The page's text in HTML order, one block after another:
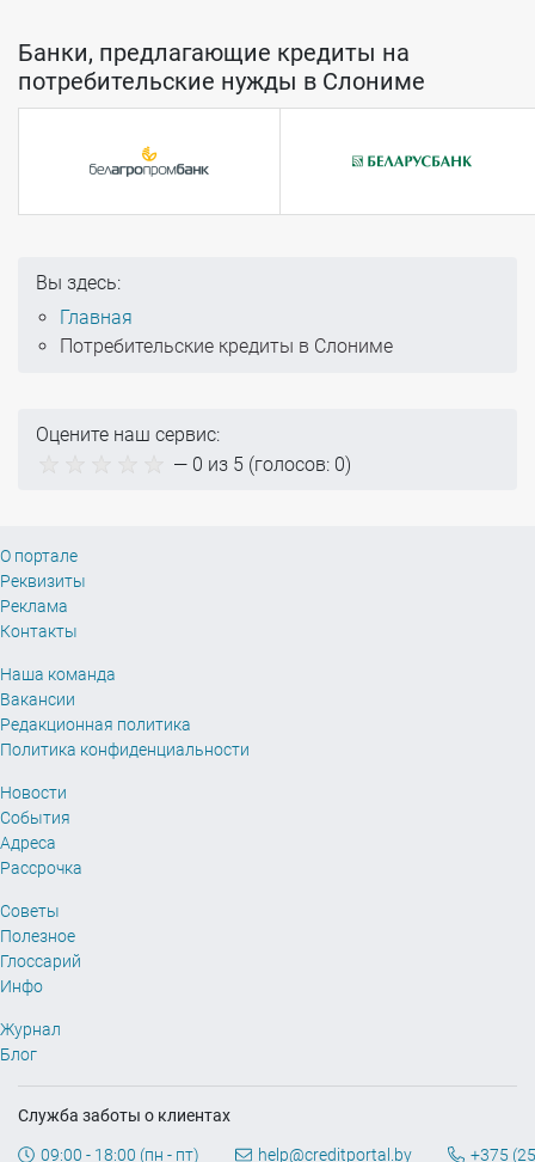
Банки, предлагающие кредиты на
потребительские нужды в Слониме
Вы здесь:
Главная
Потребительские кредиты в Слониме
Оцените наш сервис:
— 0 из 5 (голосов: 0)
О портале
Реквизиты
Реклама
Контакты
Наша команда
Вакансии
Редакционная политика
Политика конфиденциальности
Новости
События
Адреса
Рассрочка
Советы
Полезное
Глоссарий
Инфо
Журнал
Блог
Служба заботы о клиентах
09:00 - 18:00 (пн - пт) help@creditportal.by +375